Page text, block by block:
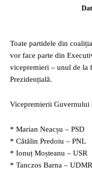
Toate partidele din
vor face parte din
vicepremieri – unul de la
Prezidențială.
Vicepremierii Guvernului
* Marian Neacșu – PSD
* Cătălin Predoiu – PNL
* Ionuț Moșteanu – USR
* Tanczos Barna – UDMR